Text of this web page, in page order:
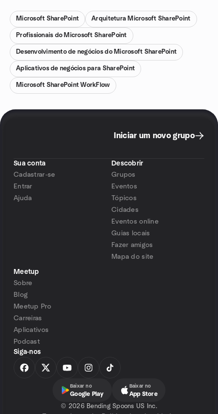
Microsoft SharePoint Arquitetura Microsoft SharePoint
Profissionais do Microsoft SharePoint
Desenvolvimento de negócios do Microsoft SharePoint
Aplicativos de negócios para SharePoint
Microsoft SharePoint WorkFlow
Iniciar um novo grupo
Sua conta
Cadastrar-se
Entrar
Ajuda
Descobrir
Grupos
Eventos
Tópicos
Cidades
Eventos online
Guias locais
Fazer amigos
Mapa do site
Meetup
Sobre
Blog
Meetup Pro
Carreiras
Aplicativos
Podcast
Siga-nos
Baixar no
Google Play
Baixar no
App Store
© 2026 Bending Spoons US Inc.